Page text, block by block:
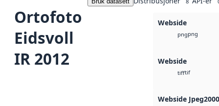
Ortofoto
Eidsvoll
IR 2012
Webside
pngpng
Webside
tifftif
Webside Jpeg2000